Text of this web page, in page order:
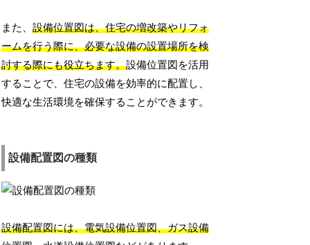
また、設備位置図は、住宅の増改築やリフォ
ームを行う際に、必要な設備の設置場所を検
討する際にも役立ちます。設備位置図を活用
することで、住宅の設備を効率的に配置し、
快適な生活環境を確保することができます。
設備配置図の種類
設備配置図には、電気設備位置図、ガス設備